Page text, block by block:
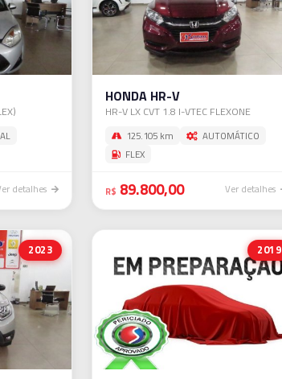
detalhes
HONDA HR-V
HR-V LX CVT 1.8 I-VTEC FLEXONE
125.105 km
AUTOMÁTICO
FLEX
R$ 89.800,00 Ver detalhes
2023 2019